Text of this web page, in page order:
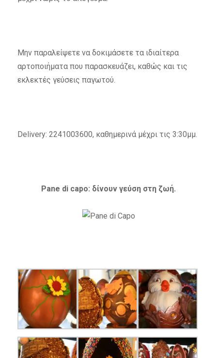
Μην παραλείψετε να δοκιμάσετε τα ιδιαίτερα
αρτοποιήματα που παρασκευάζει, καθώς και τις
εκλεκτές γεύσεις παγωτού.
Delivery: 2241003600, καθημερινά μέχρι τις 3:30μμ.
Pane di capo: δίνουν γεύση στη ζωή.